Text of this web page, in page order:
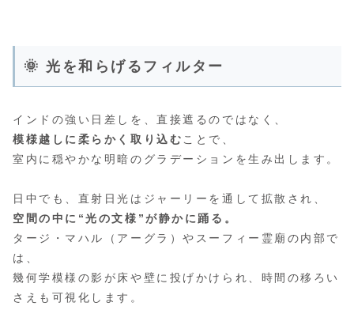
🌞 光を和らげるフィルター
インドの強い日差しを、直接遮るのではなく、
模様越しに柔らかく取り込む ことで、
室内に穏やかな明暗のグラデーションを生み出します。
日中でも、直射日光はジャーリーを通して拡散され、
空間の中に“光の文様”が静かに踊る。
タージ・マハル（アーグラ）やスーフィー霊廟の内部で
は、
幾何学模様の影が床や壁に投げかけられ、時間の移ろい
さえも可視化します。